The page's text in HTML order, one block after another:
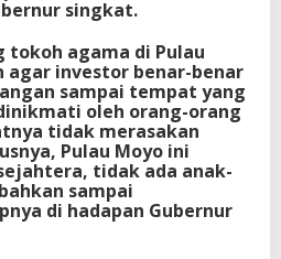
singkat.
tokoh agama di Pulau
agar investor benar-benar
sampai tempat yang
oleh orang-orang
tidak merasakan
Pulau Moyo ini
tidak ada anak-
sampai
di hadapan Gubernur